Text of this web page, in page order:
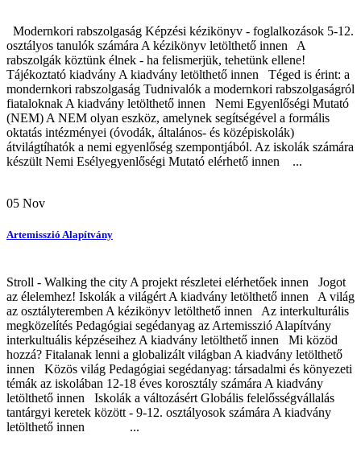
Modernkori rabszolgaság Képzési kézikönyv - foglalkozások 5-12.
osztályos tanulók számára A kézikönyv letölthető innen A
rabszolgák köztünk élnek - ha felismerjük, tehetünk ellene!
Tájékoztató kiadvány A kiadvány letölthető innen Téged is érint: a
mondernkori rabszolgaság Tudnivalók a modernkori rabszolgaságról
fiataloknak A kiadvány letölthető innen Nemi Egyenlőségi Mutató
(NEM) A NEM olyan eszköz, amelynek segítségével a formális
oktatás intézményei (óvodák, általános- és középiskolák)
átvilágtíhatók a nemi egyenlőség szempontjából. Az iskolák számára
készült Nemi Esélyegyenlőségi Mutató elérhető innen ...
05 Nov
Artemisszió Alapítvány
Stroll - Walking the city A projekt részletei elérhetőek innen Jogot
az élelemhez! Iskolák a világért A kiadvány letölthető innen A világ
az osztályteremben A kézikönyv letölthető innen Az interkulturális
megközelítés Pedagógiai segédanyag az Artemisszió Alapítvány
interkultuális képzéseihez A kiadvány letölthető innen Mi közöd
hozzá? Fitalanak lenni a globalizált világban A kiadvány letölthető
innen Közös világ Pedagógiai segédanyag: társadalmi és könyezeti
témák az iskolában 12-18 éves korosztály számára A kiadvány
letölthető innen Iskolák a változásért Globális felelősségvállalás
tantárgyi keretek között - 9-12. osztályosok számára A kiadvány
letölthető innen ...